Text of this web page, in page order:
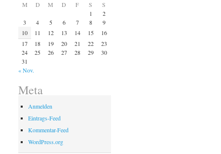
M D M D F S
S
1
2
3
4 5 6 7 8
9
10
11 12 13 14 15
16
17
18 19 20 21 22
23
24
25 26 27 28 29
30
31
« Nov.
Meta
Anmelden
Eintrags-Feed
Kommentar-Feed
WordPress.org